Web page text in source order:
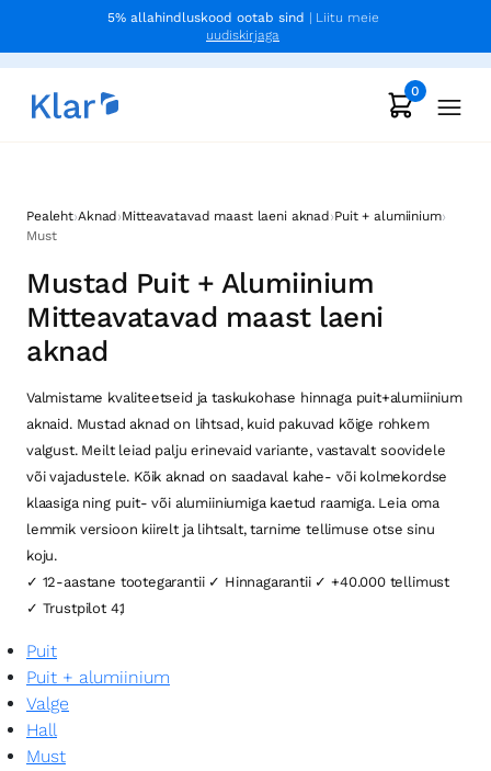
5% allahindluskood ootab sind | Liitu meie
uudiskirjaga
0
Pealeht›Aknad ›Mitteavatavad maast laeni aknad ›Puit + alumiinium›
Must
Mustad Puit + Alumiinium
Mitteavatavad maast laeni
aknad
Valmistame kvaliteetseid ja taskukohase hinnaga puit+alumiinium
aknaid. Mustad aknad on lihtsad, kuid pakuvad kõige rohkem
valgust. Meilt leiad palju erinevaid variante, vastavalt soovidele
või vajadustele. Kõik aknad on saadaval kahe- või kolmekordse
klaasiga ning puit- või alumiiniumiga kaetud raamiga. Leia oma
lemmik versioon kiirelt ja lihtsalt, tarnime tellimuse otse sinu
koju.
✓ 12-aastane tootegarantii ✓ Hinnagarantii ✓ +40.000 tellimust
✓ Trustpilot 4,1
Puit
Puit + alumiinium
Valge
Hall
Must